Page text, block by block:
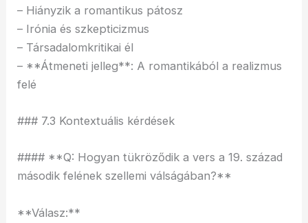
– Hiányzik a romantikus pátosz
– Irónia és szkepticizmus
– Társadalomkritikai él
– **Átmeneti jelleg**: A romantikából a realizmus
felé
### 7.3 Kontextuális kérdések
#### **Q: Hogyan tükröződik a vers a 19. század
második felének szellemi válságában?**
**Válasz:**